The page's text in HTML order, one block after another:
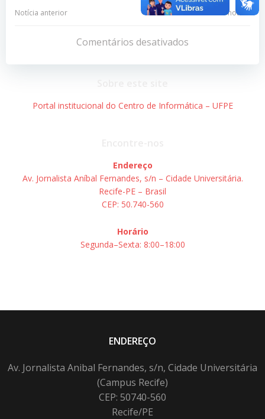
Navegação
Post
Notícia anterior
Navegação
de
Post
Próxima notícia
Comentários desativados
Portal institucional do Centro de Informática – UFPE
Endereço
Av. Jornalista Aníbal Fernandes, s/n – Cidade Universitária.
Recife-PE – Brasil
CEP: 50.740-560
Horário
Segunda–Sexta: 8:00–18:00
ENDEREÇO
Av. Jornalista Anibal Fernandes, s/n, Cidade Universitária
(Campus Recife)
CEP: 50740-560
Recife/PE